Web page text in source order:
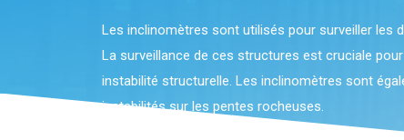
Les inclinomètres sont utilisés pour surveiller les
La surveillance de ces structures est cruciale
instabilité structurelle. Les inclinomètres sont
instabilités sur les pentes rocheuses.